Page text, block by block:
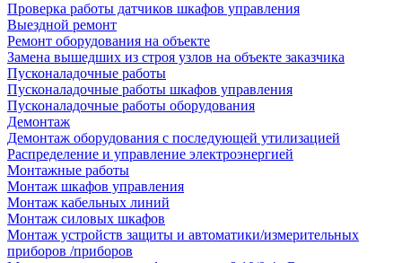
Проверка работы датчиков шкафов управления
Выездной ремонт
Ремонт оборудования на объекте
Замена вышедших из строя узлов на объекте заказчика
Пусконаладочные работы
Пусконаладочные работы шкафов управления
Пусконаладочные работы оборудования
Демонтаж
Демонтаж оборудования с последующей утилизацией
Распределение и управление электроэнергией
Монтажные работы
Монтаж шкафов управления
Монтаж кабельных линий
Монтаж силовых шкафов
Монтаж устройств защиты и автоматики/измерительных
приборов /приборов